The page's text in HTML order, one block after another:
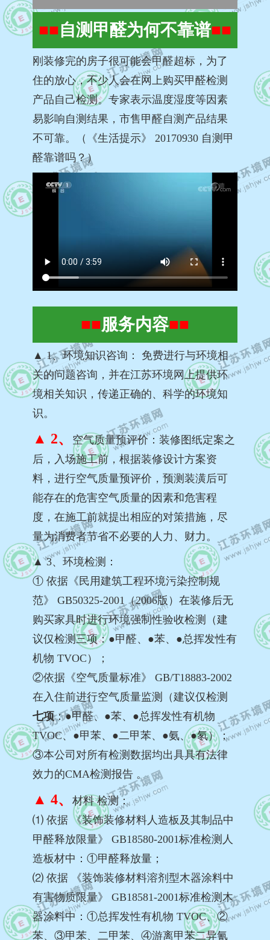
■■自测甲醛为何不靠谱■■
刚装修完的房子很可能会甲醛超标，为了
住的放心，不少人会在网上购买甲醛检测
产品自己检测。专家表示温度湿度等因素
易影响自测结果，市售甲醛自测产品结果
不可靠。（《生活提示》 20170930 自测甲
醛靠谱吗？）
■■服务内容■■
▲ 1、环境知识咨询： 免费进行与环境相
关的问题咨询，并在江苏环境网上提供环
境相关知识，传递正确的、科学的环境知
识。
▲ 2、
空气质量预评价：装修图纸定案之
后，入场施工前，根据装修设计方案资
料，进行空气质量预评价，预测装潢后可
能存在的危害空气质量的因素和危害程
度，在施工前就提出相应的对策措施，尽
量为消费者节省不必要的人力、财力。
▲ 3、环境检测：
① 依据《民用建筑工程环境污染控制规
范》 GB50325-2001（2006版）在装修后无
购买家具时进行环境强制性验收检测（建
议仅检测三项：●甲醛、●苯、●总挥发性有
机物 TVOC）；
②依据《空气质量标准》 GB/T18883-2002
在入住前进行空气质量监测（建议仅检测
七项：●甲醛、●苯、●总挥发性有机物
TVOC、●甲苯、●二甲苯、●氨、●氡）；
③本公司对所有检测数据均出具具有法律
效力的CMA检测报告 。
▲ 4、
材料 检测：
⑴ 依据 《装饰装修材料人造板及其制品中
甲醛释放限量》 GB18580-2001标准检测人
造板材中：①甲醛释放量；
⑵ 依据 《装饰装修材料溶剂型木器涂料中
有害物质限量》 GB18581-2001标准检测木
器涂料中：①总挥发性有机物 TVOC、②
苯、③甲苯、二甲苯、④游离甲苯二异氰